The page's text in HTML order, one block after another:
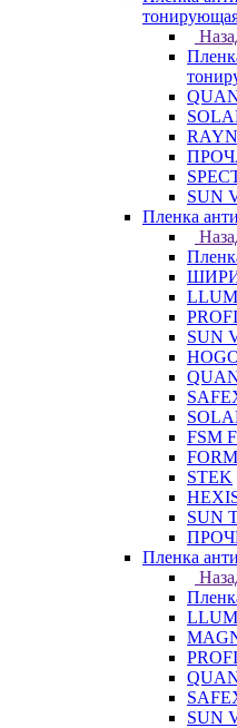
SUN
Пленка
SUN
FSM
STEK
SUN
Пленка
SUN